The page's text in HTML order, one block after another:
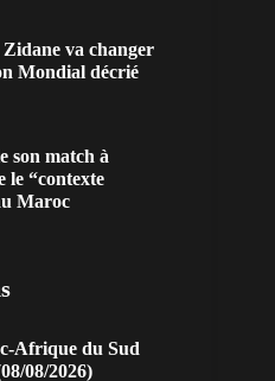
va changer
Mondial décrié
son match à
le “contexte
Maroc
Afrique du Sud
08/2026)